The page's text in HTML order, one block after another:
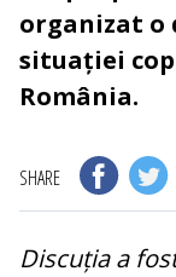
organizat o
situației
România.
SHARE
Discuția a